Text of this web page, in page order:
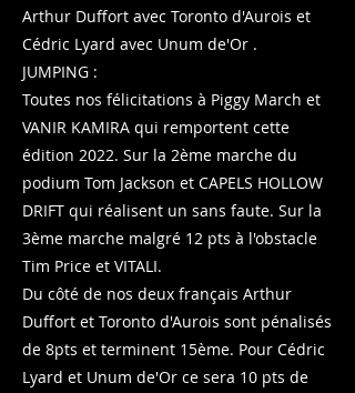
Arthur Duffort avec Toronto d'Aurois et
Cédric Lyard avec Unum de'Or .
JUMPING :
Toutes nos félicitations à Piggy March et
VANIR KAMIRA qui remportent cette
édition 2022. Sur la 2ème marche du
podium Tom Jackson et CAPELS HOLLOW
DRIFT qui réalisent un sans faute. Sur la
3ème marche malgré 12 pts à l'obstacle
Tim Price et VITALI.
​Du côté de nos deux français Arthur
Duffort et Toronto d'Aurois sont pénalisés
de 8pts et terminent 15ème. Pour Cédric
Lyard et Unum de'Or ce sera 10 pts de